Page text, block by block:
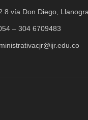
vía Don Diego,
– 304 6709483